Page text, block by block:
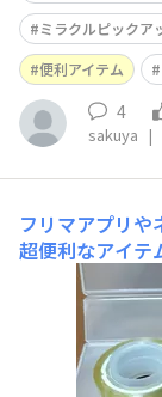
ミラクルピックア
便利アイテム
4
sakuya |
フリマアプリや
超便利なアイテ
マに入る縦型
スキングテー
今回購入した
くらいの幅が
対応したサイ